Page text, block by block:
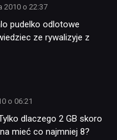
2010 o 22:37
pudelko odlotowe
ze rywalizyje z
o 06:21
dlaczego 2 GB skoro
mieć co najmniej 8?